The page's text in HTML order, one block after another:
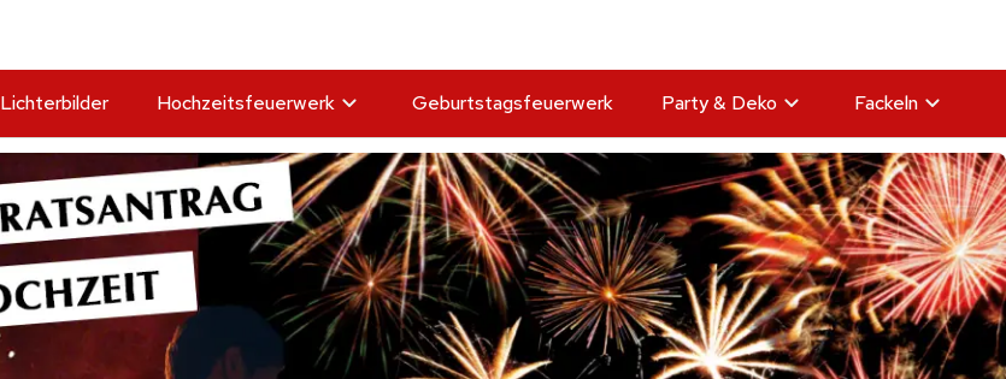
Lichterbilder Hochzeitsfeuerwerk Geburtstagsfeuerwerk Party & Deko Fackeln